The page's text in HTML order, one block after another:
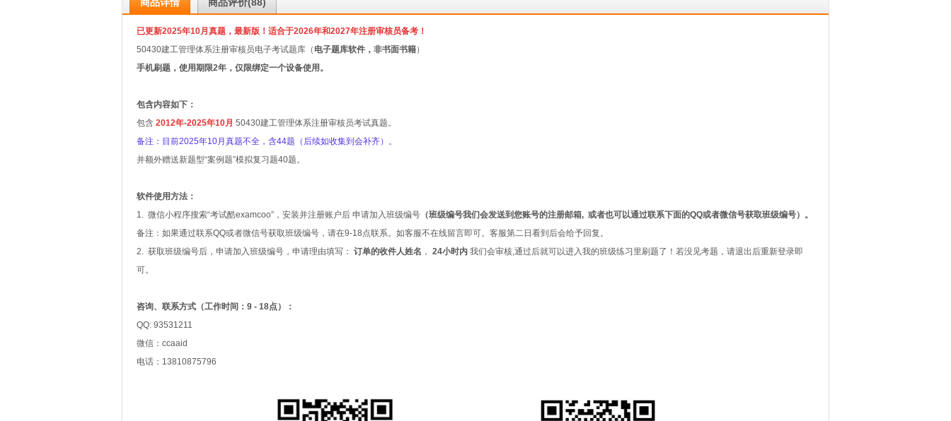
已更新2025年10月真题，最新版！适合于2026年和2027年注册审核员备考！
50430建工管理体系注册审核员电子考试题库（ 电子题库软件，非书面书籍）
手机刷题，使用期限2年，仅限绑定一个设备使用。
包含内容如下：
包含 2012年-2025年10月 50430建工管理体系注册审核员考试真题。
备注：目前2025年10月真题不全，含44题（后续如收集到会补齐）。
并额外赠送新题型“案例题”模拟复习题40题。
软件使用方法：
1. 微信小程序搜索“考试酷examcoo”，安装并注册账户后 申请加入班级编号 （班级编号我们会发送到您账号的注册邮箱, 或者也可以通过联系下面的QQ或者微信号获取班级编号）。
备注：如果通过联系QQ或者微信号获取班级编号，请在9-18点联系。如客服不在线留言即可。客服第二日看到后会给予回复。
2. 获取班级编号后，申请加入班级编号，申请理由填写： 订单的收件人姓名 ， 24小时内 我们会审核,通过后就可以进入我的班级练习里刷题了！若没见考题，请退出后重新登录即
可。
咨询、联系方式（工作时间：9 - 18点）：
QQ: 93531211
微信：ccaaid
电话：13810875796